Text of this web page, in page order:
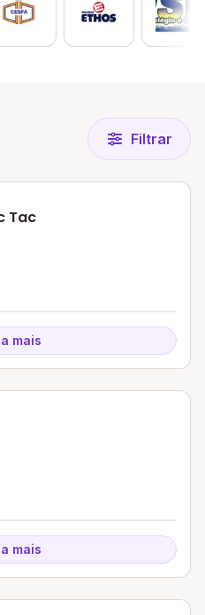
Filtrar
Tac
mais
mais